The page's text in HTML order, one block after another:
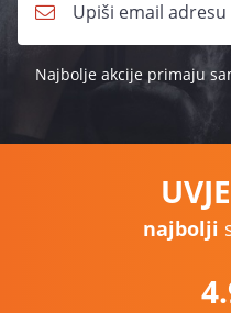
Najbolje akcije primaju
najbolji